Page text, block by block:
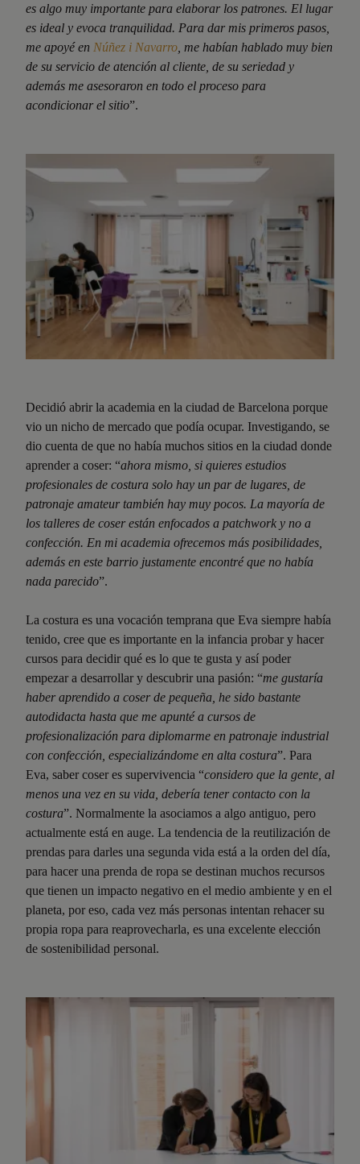
es algo muy importante para elaborar los patrones. El lugar
es ideal y evoca tranquilidad. Para dar mis primeros pasos,
me apoyé en Núñez i Navarro , me habían hablado muy bien
de su servicio de atención al cliente, de su seriedad y
además me asesoraron en todo el proceso para
acondicionar el sitio”.
Decidió abrir la academia en la ciudad de Barcelona porque
vio un nicho de mercado que podía ocupar. Investigando, se
dio cuenta de que no había muchos sitios en la ciudad donde
aprender a coser: “ahora mismo, si quieres estudios
profesionales de costura solo hay un par de lugares, de
patronaje amateur también hay muy pocos. La mayoría de
los talleres de coser están enfocados a patchwork y no a
confección. En mi academia ofrecemos más posibilidades,
además en este barrio justamente encontré que no había
nada parecido”.
La costura es una vocación temprana que Eva siempre había
tenido, cree que es importante en la infancia probar y hacer
cursos para decidir qué es lo que te gusta y así poder
empezar a desarrollar y descubrir una pasión: “me gustaría
haber aprendido a coser de pequeña, he sido bastante
autodidacta hasta que me apunté a cursos de
profesionalización para diplomarme en patronaje industrial
con confección, especializándome en alta costura”. Para
Eva, saber coser es supervivencia “considero que la gente, al
menos una vez en su vida, debería tener contacto con la
costura”. Normalmente la asociamos a algo antiguo, pero
actualmente está en auge. La tendencia de la reutilización de
prendas para darles una segunda vida está a la orden del día,
para hacer una prenda de ropa se destinan muchos recursos
que tienen un impacto negativo en el medio ambiente y en el
planeta, por eso, cada vez más personas intentan rehacer su
propia ropa para reaprovecharla, es una excelente elección
de sostenibilidad personal.